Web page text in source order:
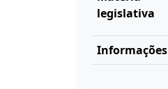
legislativa
Informações